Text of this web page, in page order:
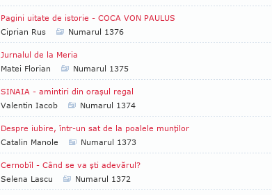
Pagini uitate de istorie - COCA VON PAULUS
Ciprian Rus
Numarul 1376
Jurnalul de la Meria
Matei Florian
Numarul 1375
SINAIA - amintiri din oraşul regal
Valentin Iacob
Numarul 1374
Despre iubire, într-un sat de la poalele munţilor
Catalin Manole
Numarul 1373
Cernobîl - Când se va şti adevărul?
Selena Lascu
Numarul 1372